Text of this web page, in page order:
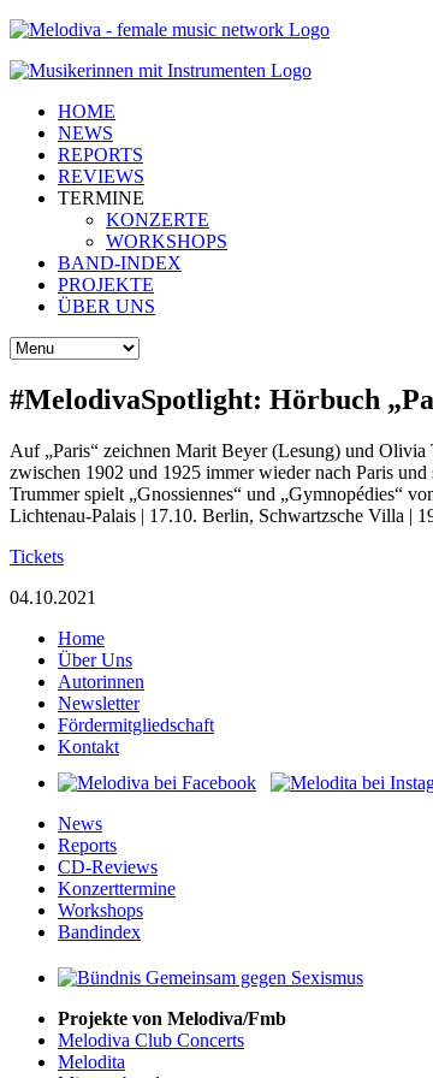
HOME
NEWS
REPORTS
REVIEWS
TERMINE
KONZERTE
WORKSHOPS
BAND-INDEX
PROJEKTE
ÜBER UNS
#MelodivaSpotlight: Hörbuch
Auf „Paris“ zeichnen Marit Beyer (Lesung) und
zwischen 1902 und 1925 immer wieder nach Paris
Trummer spielt „Gnossiennes“ und „Gymnopédies“
Lichtenau-Palais | 17.10. Berlin, Schwartzsche Villa |
Tickets
04.10.2021
Home
Über Uns
Autorinnen
Newsletter
Fördermitgliedschaft
Kontakt
News
Reports
CD-Reviews
Konzerttermine
Workshops
Bandindex
Projekte von Melodiva/Fmb
Melodiva Club Concerts
Melodita